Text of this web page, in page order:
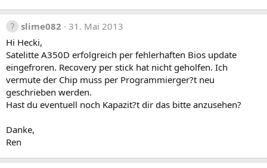
slime082
31. Mai 2013
Hi Hecki,
Satelitte A350D erfolgreich per fehlerhaften Bios update
eingefroren. Recovery per stick hat nicht geholfen. Ich
vermute der Chip muss per Programmierger?t neu
geschrieben werden.
Hast du eventuell noch Kapazit?t dir das bitte anzusehen?
Danke,
Ren